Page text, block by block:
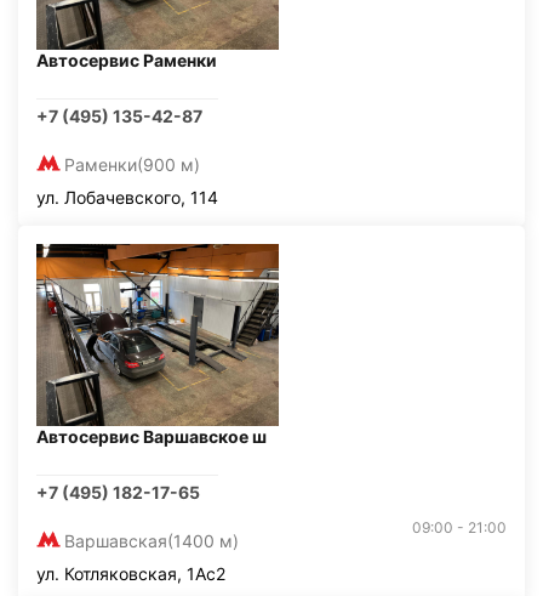
Автосервис Раменки
+7 (495) 135-42-87
Раменки(900 м)
ул. Лобачевского, 114
Автосервис Варшавское ш
+7 (495) 182-17-65
Варшавская(1400 м)
09:00 - 21:00
ул. Котляковская, 1Ас2